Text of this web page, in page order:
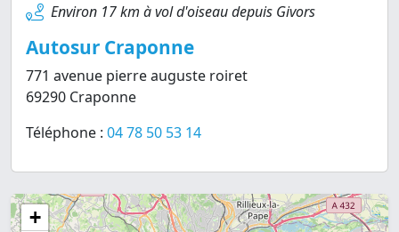
Environ 17 km à vol d'oiseau depuis Givors
Autosur Craponne
771 avenue pierre auguste roiret
69290 Craponne
Téléphone : 04 78 50 53 14
+